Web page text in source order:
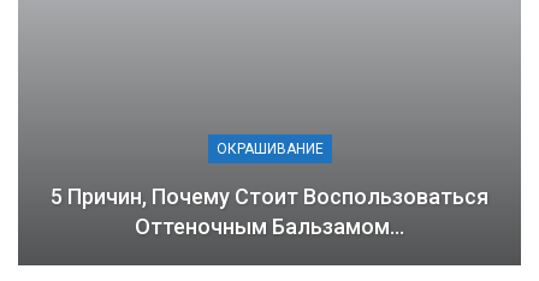
ОКРАШИВАНИЕ
5 Причин, Почему Стоит Воспользоваться
Оттеночным Бальзамом…